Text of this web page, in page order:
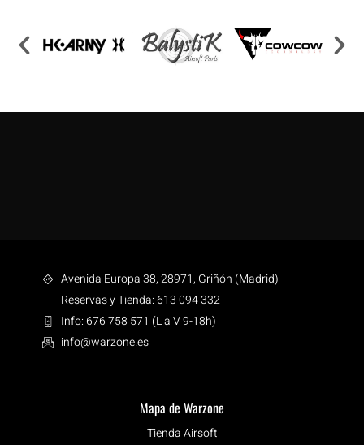
Avenida Europa 38, 28971, Griñón (Madrid)
Reservas y Tienda: 613 094 332
Info: 676 758 571 (L a V 9-18h)
info@warzone.es
Mapa de Warzone
Tienda Airsoft